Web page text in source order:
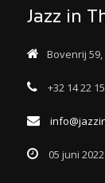
Jazz in
Bovenrij
+32 14 22
05 juni